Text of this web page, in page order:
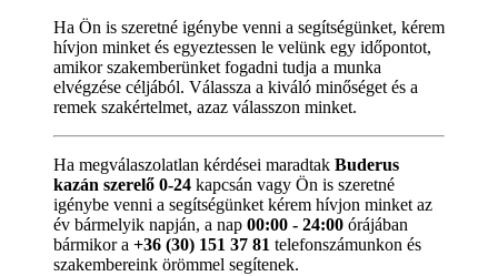
Ha Ön is szeretné igénybe venni a segítségünket, kérem
hívjon minket és egyeztessen le velünk egy időpontot,
amikor szakemberünket fogadni tudja a munka
elvégzése céljából. Válassza a kiváló minőséget és a
remek szakértelmet, azaz válasszon minket.
Ha megválaszolatlan kérdései maradtak Buderus
kazán szerelő 0-24 kapcsán vagy Ön is szeretné
igénybe venni a segítségünket kérem hívjon minket az
év bármelyik napján, a nap 00:00 - 24:00 órájában
bármikor a +36 (30) 151 37 81 telefonszámunkon és
szakembereink örömmel segítenek.